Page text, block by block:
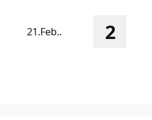
21.Feb.. 2